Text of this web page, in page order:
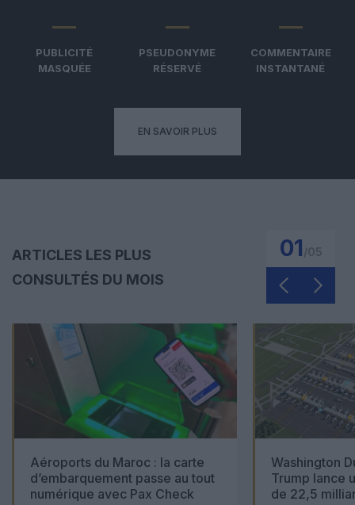
PUBLICITÉ
MASQUÉE
PSEUDONYME
RÉSERVÉ
COMMENTAIRE
INSTANTANÉ
EN SAVOIR PLUS
ARTICLES LES PLUS
CONSULTÉS DU MOIS
01
Aéroports du Maroc : la carte
d’embarquement passe au tout
numérique avec Pax Check
Washington
Trump lance
de 22,5